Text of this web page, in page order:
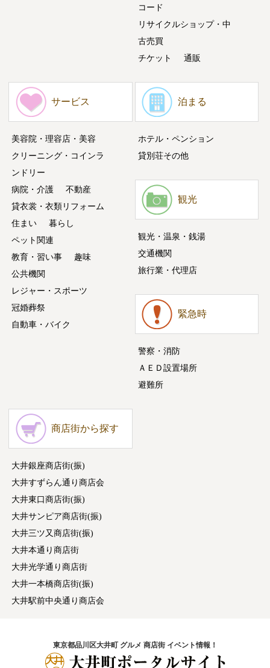
コード
リサイクルショップ・中
古売買
チケット
通販
サービス
美容院・理容店・美容
クリーニング・コインラ
ンドリー
病院・介護
不動産
貸衣裳・衣類リフォーム
住まい
暮らし
ペット関連
教育・習い事
趣味
公共機関
レジャー・スポーツ
冠婚葬祭
自動車・バイク
泊まる
ホテル・ペンション
貸別荘その他
観光
観光・温泉・銭湯
交通機関
旅行業・代理店
緊急時
警察・消防
ＡＥＤ設置場所
避難所
商店街から探す
大井銀座商店街(振)
大井すずらん通り商店会
大井東口商店街(振)
大井サンピア商店街(振)
大井三ツ又商店街(振)
大井本通り商店街
大井光学通り商店街
大井一本橋商店街(振)
大井駅前中央通り商店会
東京都品川区大井町 グルメ 商店街 イベント情報！